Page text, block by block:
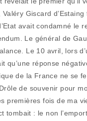
Giscard d’Estaing
avait condamné le
Le général de
Le 10 avril, lors
qu’une réponse
de la France ne se
de souvenir pour
premières fois de ma
tombait : le non